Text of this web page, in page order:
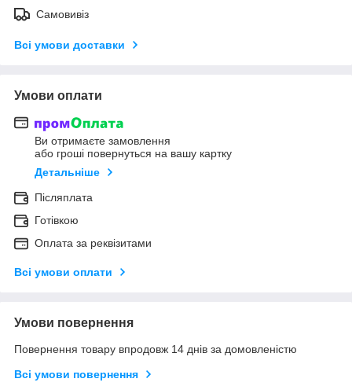
Самовивіз
Всі умови доставки
Умови оплати
Ви отримаєте замовлення
або гроші повернуться на вашу картку
Детальніше
Післяплата
Готівкою
Оплата за реквізитами
Всі умови оплати
Умови повернення
Повернення товару впродовж 14 днів за домовленістю
Всі умови повернення